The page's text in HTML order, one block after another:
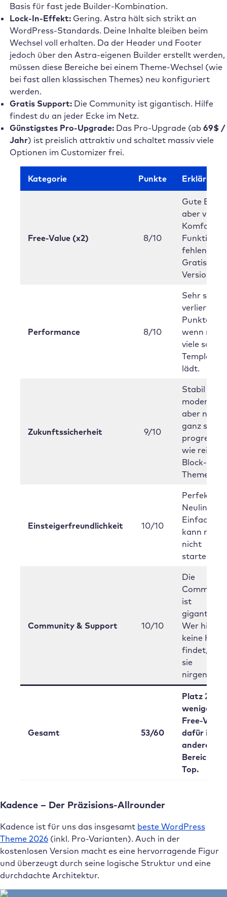
Basis für fast jede Builder-Kombination.
Lock-In-Effekt:Gering. Astra hält sich strikt an
WordPress-Standards. Deine Inhalte bleiben beim
Wechsel voll erhalten. Da der Header und Footer
jedoch über den Astra-eigenen Builder erstellt werden,
müssen diese Bereiche bei einem Theme-Wechsel (wie
bei fast allen klassischen Themes) neu konfiguriert
werden.
Gratis Support:Die Community ist gigantisch. Hilfe
findest du an jeder Ecke im Netz.
Günstigstes Pro-Upgrade:Das Pro-Upgrade (ab 69$ /
Jahr) ist preislich attraktiv und schaltet massiv viele
Optionen im Customizer frei.
Kategorie Punkte Erklärung
Free-Value (x2) 8/10
Gute Basis,
aber viele
Komfort-
Funktionen
fehlen in
Gratis-
Version.
Performance 8/10
Sehr
verliert
Punkte,
wenn man
viele
Templates
lädt.
Zukunftssicherheit 9/10
Stabil und
aber nicht
ganz so
progressiv
wie reine
Block-
Themes.
Einsteigerfreundlichkeit 10/10
Perfekt für
Neulinge.
Einfacher
kann man
nicht
starten.
Community & Support 10/10
Die
ist
gigantisch.
Wer hier
keine Hilfe
findet,
sie
nirgendwo.
Gesamt 53/60
Platz 2 –
weniger
Free-Value,
dafür in
anderen
Bereichen
Top.
Kadence – Der Präzisions-Allrounder
Kadence ist für uns das insgesamt beste WordPress
Theme 2026 (inkl. Pro-Varianten). Auch in der
kostenlosen Version macht es eine hervorragende Figur
und überzeugt durch seine logische Struktur und eine
durchdachte Architektur.